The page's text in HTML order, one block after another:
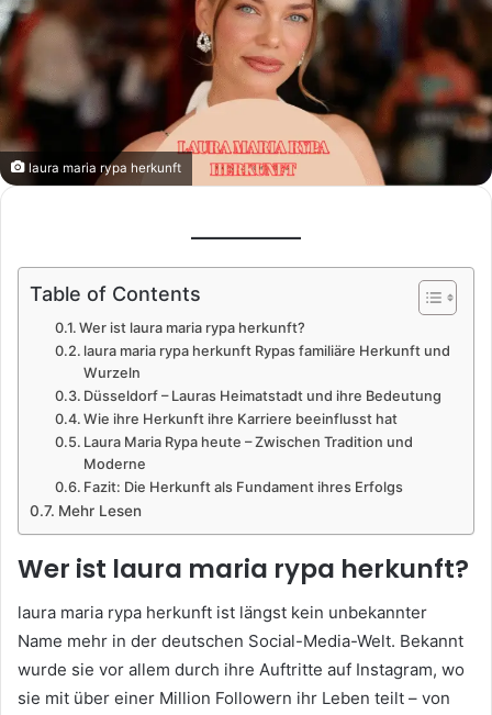
laura maria rypa herkunft
Table of Contents
Wer ist laura maria rypa herkunft?
laura maria rypa herkunft Rypas familiäre Herkunft und
Wurzeln
Düsseldorf – Lauras Heimatstadt und ihre Bedeutung
Wie ihre Herkunft ihre Karriere beeinflusst hat
Laura Maria Rypa heute – Zwischen Tradition und
Moderne
Fazit: Die Herkunft als Fundament ihres Erfolgs
Mehr Lesen
Wer ist laura maria rypa herkunft?
laura maria rypa herkunft ist längst kein unbekannter
Name mehr in der deutschen Social-Media-Welt. Bekannt
wurde sie vor allem durch ihre Auftritte auf Instagram, wo
sie mit über einer Million Followern ihr Leben teilt – von